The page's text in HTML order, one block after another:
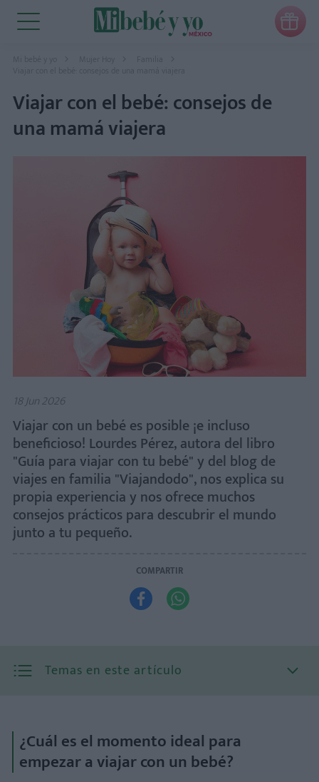

Mi bebé y yo Mujer Hoy
Familia
Viajar con el bebé: consejos de
una mamá viajera
18 Jun 2026
Viajar con un bebé es posible ¡e incluso
beneficioso! Lourdes Pérez, autora del libro
"Guía para viajar con tu bebé" y del blog de
viajes en familia "Viajandodo", nos explica su
propia experiencia y nos ofrece muchos
consejos prácticos para descubrir el mundo
junto a tu pequeño.
COMPARTIR
 
Temas en este artículo
¿Cuál es el momento ideal para
empezar a viajar con un bebé?